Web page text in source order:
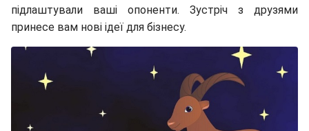
підлаштували ваші опоненти. Зустріч з друзями
принесе вам нові ідеї для бізнесу.